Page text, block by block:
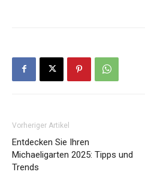
Vorheriger Artikel
Entdecken Sie Ihren
Michaeligarten 2025: Tipps und
Trends